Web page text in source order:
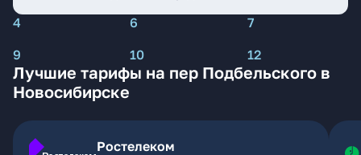
4 6
7
9
10 12
Лучшие тарифы на пер Подбельского в
Новосибирске
Ростелеком